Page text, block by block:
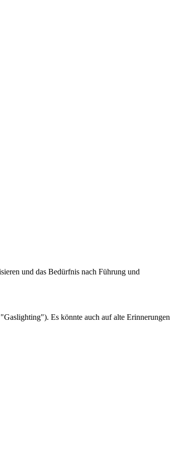
und das Bedürfnis nach Führung und
Es könnte auch auf alte Erinnerungen